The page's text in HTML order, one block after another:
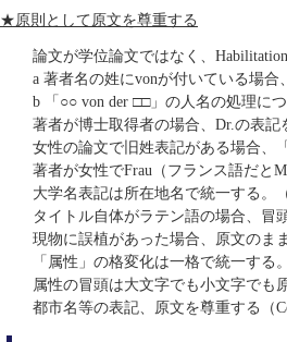
★原則として原文を尊重する
論文が学位論文ではなく、
a 著者名の姓にvonが付いている場合
b 「○○ von der □□」の人名の処理に
著者が博士取得者の場合、Dr.の表記
女性の論文で旧姓表記がある場合、
著者が女性でFrau（フランス語だと
大学名表記は所在地名で統一する。
タイトル自体がラテン語の場合、冒
現物に誤植があった場合、原文のま
「属性」の格変化は一格で統一する
属性の冒頭は大文字でも小文字でも
都市名等の表記、原文を尊重する（